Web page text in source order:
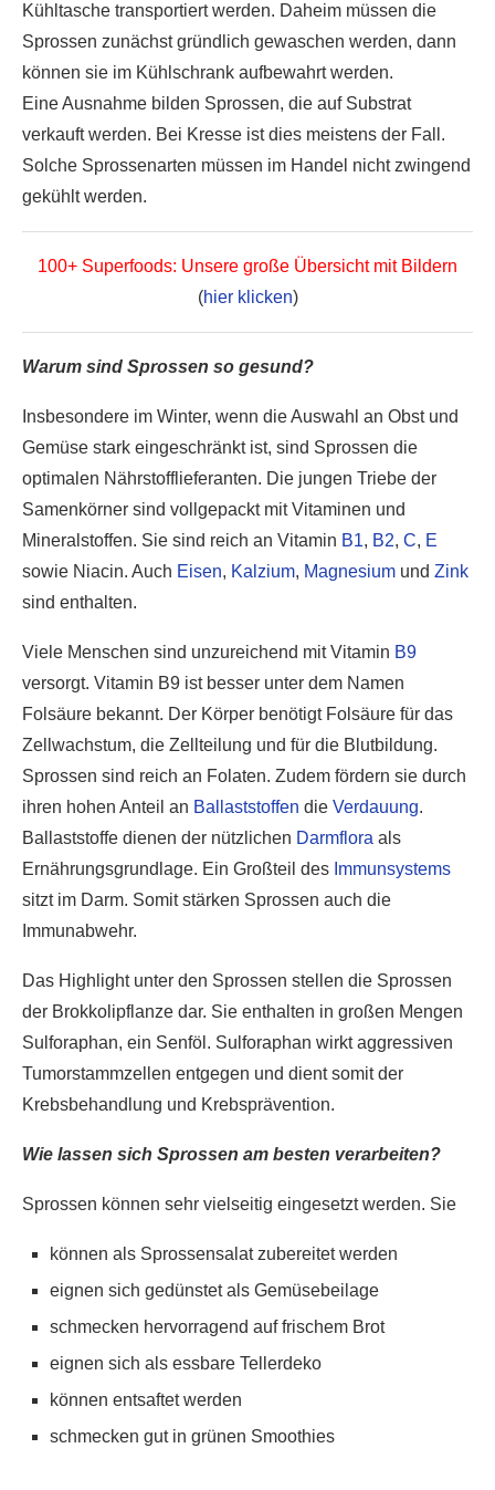
Kühltasche transportiert werden. Daheim müssen die
Sprossen zunächst gründlich gewaschen werden, dann
können sie im Kühlschrank aufbewahrt werden.
Eine Ausnahme bilden Sprossen, die auf Substrat
verkauft werden. Bei Kresse ist dies meistens der Fall.
Solche Sprossenarten müssen im Handel nicht zwingend
gekühlt werden.
100+ Superfoods: Unsere große Übersicht mit Bildern
(hier klicken)
Warum sind Sprossen so gesund?
Insbesondere im Winter, wenn die Auswahl an Obst und
Gemüse stark eingeschränkt ist, sind Sprossen die
optimalen Nährstofflieferanten. Die jungen Triebe der
Samenkörner sind vollgepackt mit Vitaminen und
Mineralstoffen. Sie sind reich an Vitamin B1, B2, C, E
sowie Niacin. Auch Eisen, Kalzium, Magnesium und Zink
sind enthalten.
Viele Menschen sind unzureichend mit Vitamin B9
versorgt. Vitamin B9 ist besser unter dem Namen
Folsäure bekannt. Der Körper benötigt Folsäure für das
Zellwachstum, die Zellteilung und für die Blutbildung.
Sprossen sind reich an Folaten. Zudem fördern sie durch
ihren hohen Anteil an Ballaststoffen die Verdauung.
Ballaststoffe dienen der nützlichen Darmflora als
Ernährungsgrundlage. Ein Großteil des Immunsystems
sitzt im Darm. Somit stärken Sprossen auch die
Immunabwehr.
Das Highlight unter den Sprossen stellen die Sprossen
der Brokkolipflanze dar. Sie enthalten in großen Mengen
Sulforaphan, ein Senföl. Sulforaphan wirkt aggressiven
Tumorstammzellen entgegen und dient somit der
Krebsbehandlung und Krebsprävention.
Wie lassen sich Sprossen am besten verarbeiten?
Sprossen können sehr vielseitig eingesetzt werden. Sie
können als Sprossensalat zubereitet werden
eignen sich gedünstet als Gemüsebeilage
schmecken hervorragend auf frischem Brot
eignen sich als essbare Tellerdeko
können entsaftet werden
schmecken gut in grünen Smoothies